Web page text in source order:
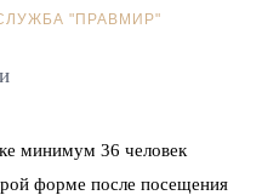
"ПРАВМИР"
минимум 36 человек
форме после посещения